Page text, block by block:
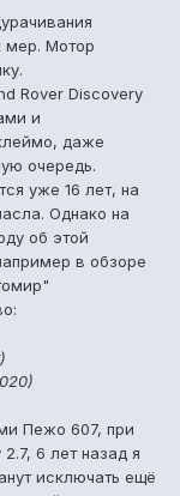
мер. Мотор
Rover Discovery
и
даже
очередь.
уже 16 лет, на
Однако на
об этой
в обзоре
Пежо 607, при
6 лет назад я
исключать ещё